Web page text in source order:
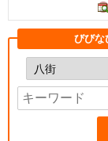
びびな